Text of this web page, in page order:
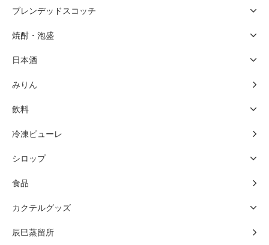
ブレンデッドスコッチ
焼酎・泡盛
日本酒
みりん
飲料
冷凍ピューレ
シロップ
食品
カクテルグッズ
辰巳蒸留所